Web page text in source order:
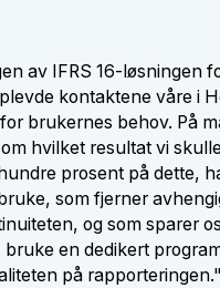
av IFRS 16-løsningen
kontaktene våre i
brukernes behov. På
hvilket resultat vi
prosent på dette,
som fjerner
og som sparer
en dedikert
på rapporteringen."